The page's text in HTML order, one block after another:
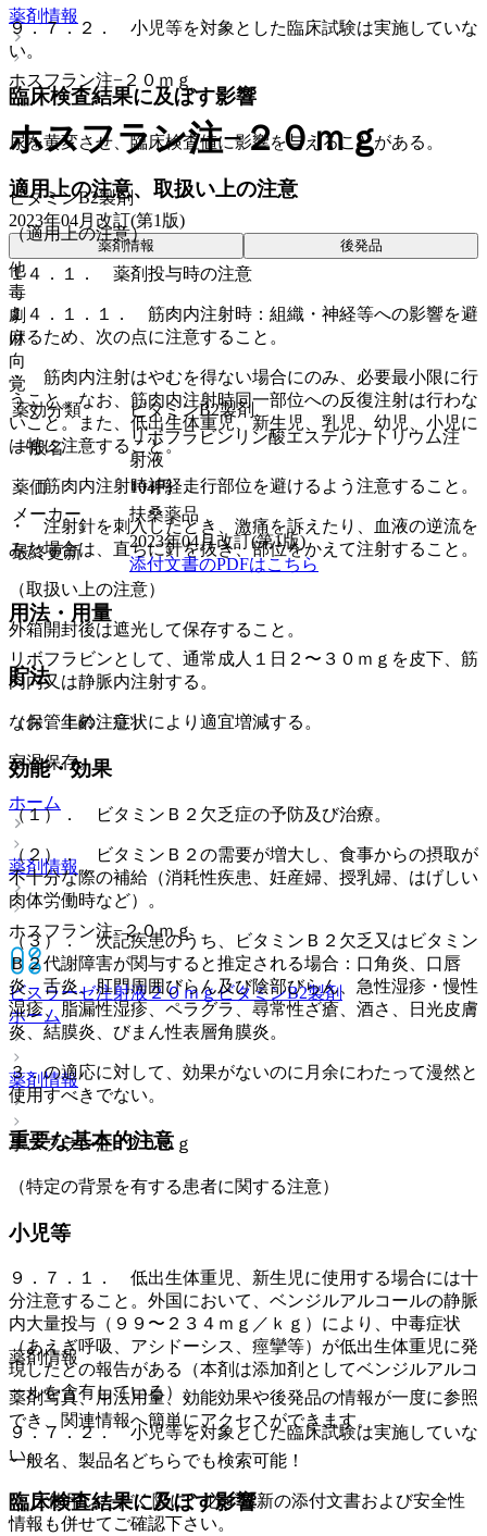
９．７．２． 小児等を対象とした臨床試験は実施していな
い。
臨床検査結果に及ぼす影響
尿を黄変させ、臨床検査値に影響を与えることがある。
適用上の注意、取扱い上の注意
（適用上の注意）
１４．１． 薬剤投与時の注意
１４．１．１． 筋肉内注射時：組織・神経等への影響を避
けるため、次の点に注意すること。
・ 筋肉内注射はやむを得ない場合にのみ、必要最小限に行
うこと。なお、筋肉内注射時同一部位への反復注射は行わな
いこと。また、低出生体重児、新生児、乳児、幼児、小児に
は特に注意すること。
・ 筋肉内注射時神経走行部位を避けるよう注意すること。
・ 注射針を刺入したとき、激痛を訴えたり、血液の逆流を
みた場合は、直ちに針を抜き、部位をかえて注射すること。
（取扱い上の注意）
外箱開封後は遮光して保存すること。
貯法
（保管上の注意）
室温保存。
ホーム
薬剤情報
ホスフラン注−２０ｍｇ
ビスラーゼ注射液２０ｍｇビタミンB2製剤
ホーム
薬剤情報
ホスフラン注−２０ｍｇ
薬剤情報
ホスフラン注−２０ｍｇ
ホスフラン注−２０ｍｇ
ビタミンB2製剤
2023年04月改訂(第1版)
薬剤情報 後発品
他
毒
劇
麻
向
覚
薬効分類
ビタミンB2製剤
一般名
リボフラビンリン酸エステルナトリウム注
射液
薬価
104円
メーカー
扶桑薬品
最終更新
2023年04月改訂(第1版)
添付文書のPDFはこちら
用法・用量
リボフラビンとして、通常成人１日２〜３０ｍｇを皮下、筋
肉内又は静脈内注射する。
なお、年齢、症状により適宜増減する。
効能・効果
（１）． ビタミンＢ２欠乏症の予防及び治療。
（２）． ビタミンＢ２の需要が増大し、食事からの摂取が
不十分な際の補給（消耗性疾患、妊産婦、授乳婦、はげしい
肉体労働時など）。
（３）． 次記疾患のうち、ビタミンＢ２欠乏又はビタミン
Ｂ２代謝障害が関与すると推定される場合：口角炎、口唇
炎、舌炎、肛門周囲びらん及び陰部びらん、急性湿疹・慢性
湿疹、脂漏性湿疹、ペラグラ、尋常性ざ瘡、酒さ、日光皮膚
炎、結膜炎、びまん性表層角膜炎。
３．の適応に対して、効果がないのに月余にわたって漫然と
使用すべきでない。
重要な基本的注意
（特定の背景を有する患者に関する注意）
小児等
９．７．１． 低出生体重児、新生児に使用する場合には十
分注意すること。外国において、ベンジルアルコールの静脈
内大量投与（９９〜２３４ｍｇ／ｋｇ）により、中毒症状
（あえぎ呼吸、アシドーシス、痙攣等）が低出生体重児に発
現したとの報告がある（本剤は添加剤としてベンジルアルコ
ールを含有している）。
９．７．２． 小児等を対象とした臨床試験は実施していな
い。
臨床検査結果に及ぼす影響
薬剤情報
薬剤写真、用法用量、効能効果や後発品の情報が一度に参照
でき、関連情報へ簡単にアクセスができます。
一般名、製品名どちらでも検索可能！
※ ご使用いただく際に、必ず最新の添付文書および安全性
情報も併せてご確認下さい。